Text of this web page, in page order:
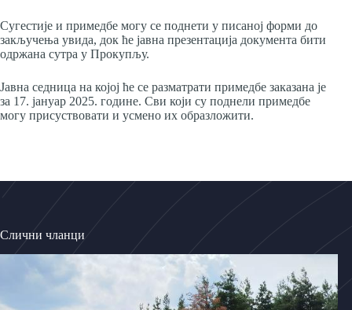
Сугестије и примедбе могу се поднети у писаној форми до
закључења увида, док ће јавна презентација документа бити
одржана сутра у Прокупљу.
Јавна седница на којој ће се разматрати примедбе заказана је
за 17. јануар 2025. године. Сви који су поднели примедбе
могу присуствовати и усмено их образложити.
Слични чланци